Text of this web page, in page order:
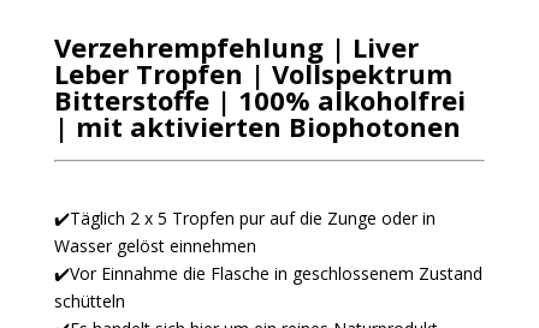
Verzehrempfehlung | Liver
Leber Tropfen | Vollspektrum
Bitterstoffe | 100% alkoholfrei
| mit aktivierten Biophotonen
✔️Täglich 2 x 5 Tropfen pur auf die Zunge oder in
Wasser gelöst einnehmen
✔️Vor Einnahme die Flasche in geschlossenem Zustand
schütteln